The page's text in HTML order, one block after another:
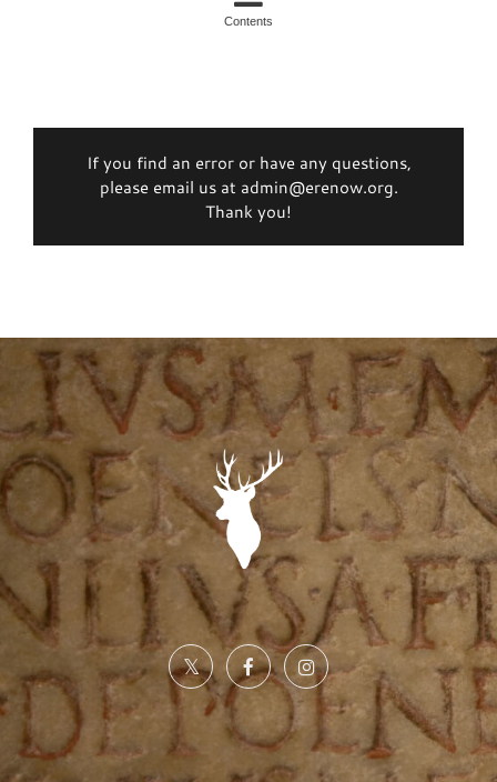
Contents
If you find an error or have any questions,
please email us at admin@erenow.org.
Thank you!